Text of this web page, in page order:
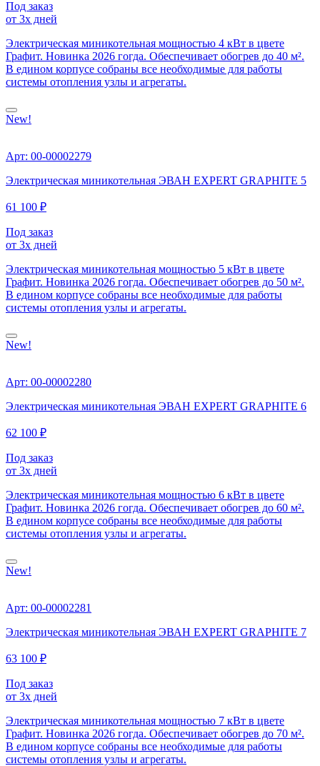
Под заказ
от 3х дней
Электрическая миникотельная мощностью 4 кВт в цвете
Графит. Новинка 2026 гогда. Обеспечивает обогрев до 40 м².
В едином корпусе собраны все необходимые для работы
системы отопления узлы и агрегаты.
New!
Арт: 00-00002279
Электрическая миникотельная ЭВАН EXPERT GRAPHITE 5
61 100 ₽
Под заказ
от 3х дней
Электрическая миникотельная мощностью 5 кВт в цвете
Графит. Новинка 2026 гогда. Обеспечивает обогрев до 50 м².
В едином корпусе собраны все необходимые для работы
системы отопления узлы и агрегаты.
New!
Арт: 00-00002280
Электрическая миникотельная ЭВАН EXPERT GRAPHITE 6
62 100 ₽
Под заказ
от 3х дней
Электрическая миникотельная мощностью 6 кВт в цвете
Графит. Новинка 2026 гогда. Обеспечивает обогрев до 60 м².
В едином корпусе собраны все необходимые для работы
системы отопления узлы и агрегаты.
New!
Арт: 00-00002281
Электрическая миникотельная ЭВАН EXPERT GRAPHITE 7
63 100 ₽
Под заказ
от 3х дней
Электрическая миникотельная мощностью 7 кВт в цвете
Графит. Новинка 2026 гогда. Обеспечивает обогрев до 70 м².
В едином корпусе собраны все необходимые для работы
системы отопления узлы и агрегаты.